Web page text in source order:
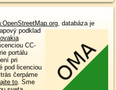
, databáza je
podklad
CC-
portálu
pri
pod licenciou
čerpáme
to. Sme